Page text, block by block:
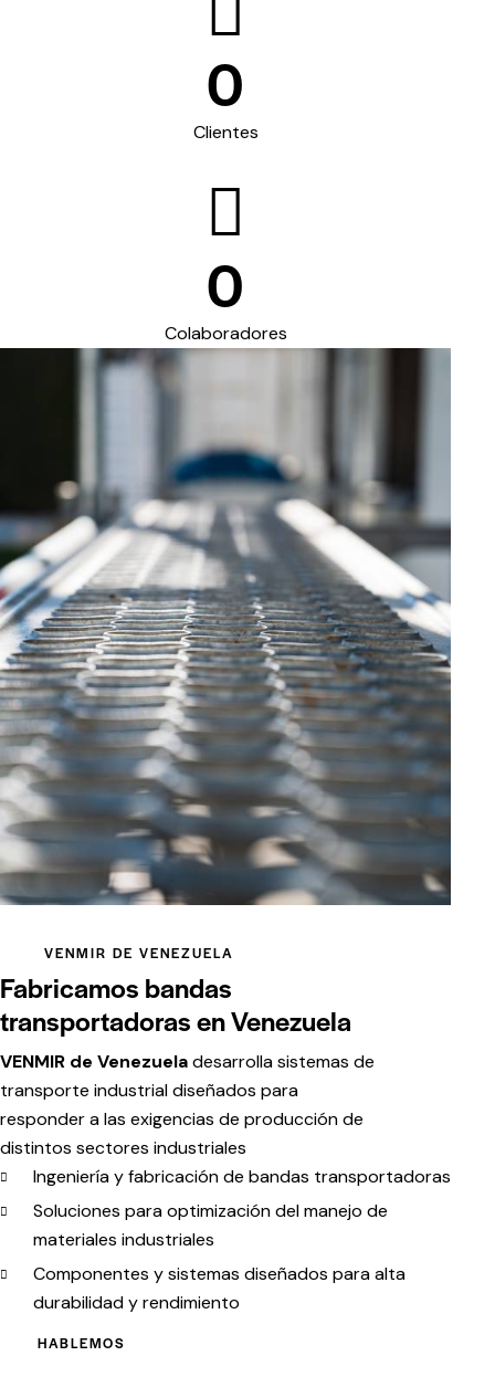
0
Clientes
0
Colaboradores
VENMIR DE VENEZUELA
Fabricamos bandas
transportadoras en Venezuela
VENMIR de Venezueladesarrolla sistemas de
transporte industrial diseñados para
responder a las exigencias de producción de
distintos sectores industriales
Ingeniería y fabricación de bandas transportadoras
Soluciones para optimización del manejo de
materiales industriales
Componentes y sistemas diseñados para alta
durabilidad y rendimiento
HABLEMOS